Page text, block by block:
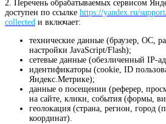
2. Перечень обрабатываемых сервисом
доступен по ссылке https://yandex.ru/
collected и включает:
технические данные (браузер, ОС,
настройки JavaScript/Flash);
сетевые данные (обезличенный IP-
идентификаторы (cookie, ID
Яндекс.Метрике);
данные о посещении (реферер,
на сайте, клики, события (формы,
геолокация (страна, регион, город
координат).